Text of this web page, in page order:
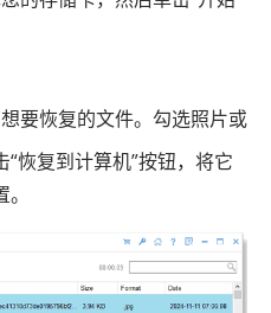
要恢复的文件。勾选照片或
恢复到计算机”按钮，将它